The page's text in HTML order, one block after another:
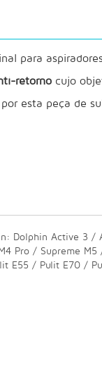
para
retorno cujo
esta peça de
Dolphin Active
Pro / Supreme
E55 / Pulit E70 /